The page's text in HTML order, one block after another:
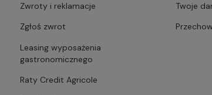
Zwroty i reklamacje
Zgłoś zwrot
Leasing wyposażenia
gastronomicznego
Raty Credit Agricole
Twoje